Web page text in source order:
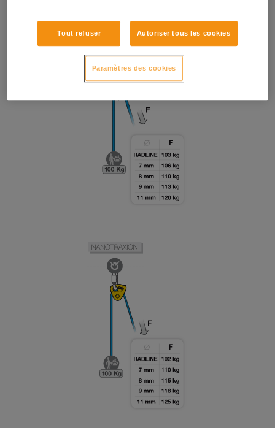
Tout refuser Autoriser tous les cookies
Paramètres des cookies